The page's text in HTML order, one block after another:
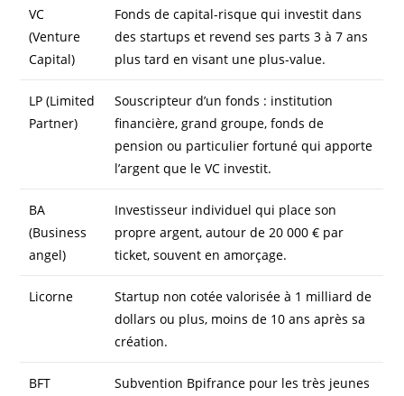
VC
(Venture
Capital)
Fonds de capital-risque qui investit dans
des startups et revend ses parts 3 à 7 ans
plus tard en visant une plus-value.
LP (Limited
Partner)
Souscripteur d’un fonds : institution
financière, grand groupe, fonds de
pension ou particulier fortuné qui apporte
l’argent que le VC investit.
BA
(Business
angel)
Investisseur individuel qui place son
propre argent, autour de 20 000 € par
ticket, souvent en amorçage.
Licorne
Startup non cotée valorisée à 1 milliard de
dollars ou plus, moins de 10 ans après sa
création.
BFT
Subvention Bpifrance pour les très jeunes